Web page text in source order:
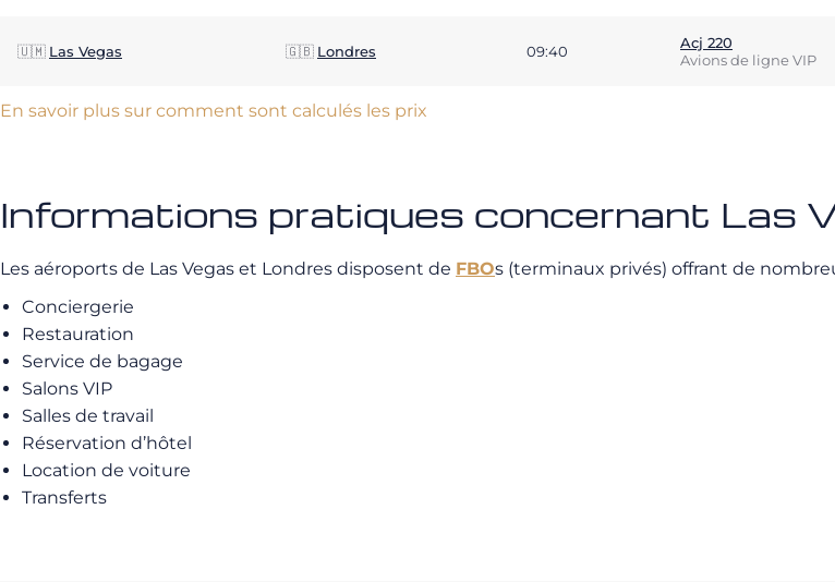
🇺🇲 Las Vegas 🇬🇧 Londres 09:40
Acj 220
Avions de ligne VIP
En savoir plus sur comment sont calculés les prix
Informations pratiques concernant Las
Les aéroports de Las Vegas et Londres disposent de FBOs (terminaux privés) offrant de
Conciergerie
Restauration
Service de bagage
Salons VIP
Salles de travail
Réservation d’hôtel
Location de voiture
Transferts